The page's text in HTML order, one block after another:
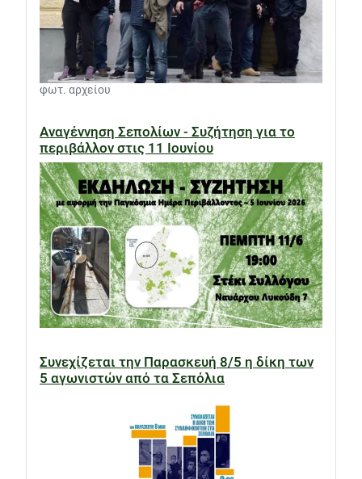
φωτ. αρχείου
Αναγέννηση Σεπολίων - Συζήτηση για το
περιβάλλον στις 11 Ιουνίου
Συνεχίζεται την Παρασκευή 8/5 η δίκη των
5 αγωνιστών από τα Σεπόλια